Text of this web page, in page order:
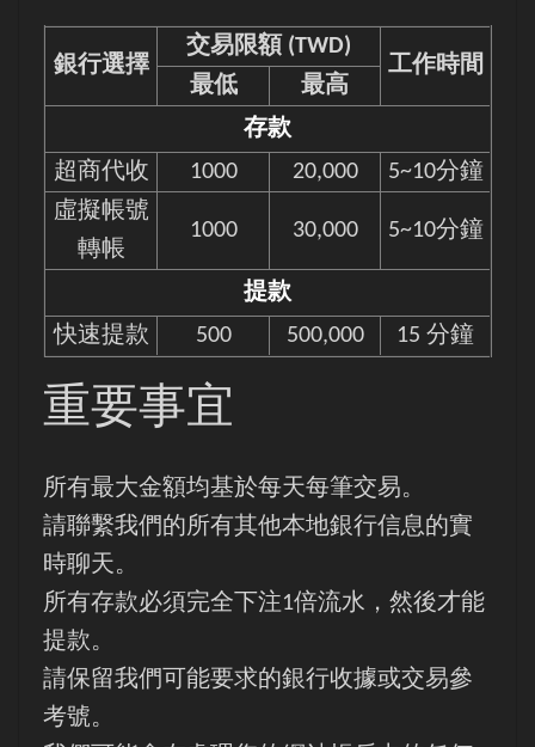
銀行選擇
交易限額 (TWD)
工作時間
最低
最高
存款
超商代收
1000 20,000
5~10分鐘
虛擬帳號
轉帳
1000 30,000 5~10分鐘
提款
快速提款
500 500,000 15 分鐘
重要事宜
所有最大金額均基於每天每筆交易。
請聯繫我們的所有其他本地銀行信息的實
時聊天。
所有存款必須完全下注1倍流水，然後才能
提款。
請保留我們可能要求的銀行收據或交易參
考號。